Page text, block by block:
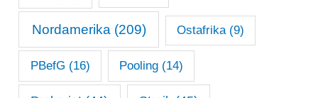
Nordamerika (209) Ostafrika(9)
PBefG (16) Pooling (14)